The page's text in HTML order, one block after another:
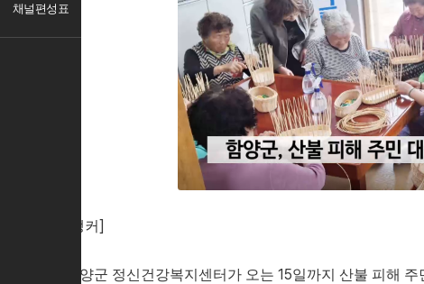
채널편성표
[앵커]
함양군 정신건강복지센터가 오는 15일까지 산불 피해